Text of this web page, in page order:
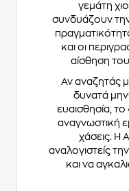
γεμάτη
συνδυάζουν
και οι
αίσθηση
Αν αναζητάς
δυνατά
ευαισθησία, το
αναγνωστική
χάσεις. Η
αναλογιστείς
και να